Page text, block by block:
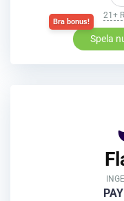
21+
Spela